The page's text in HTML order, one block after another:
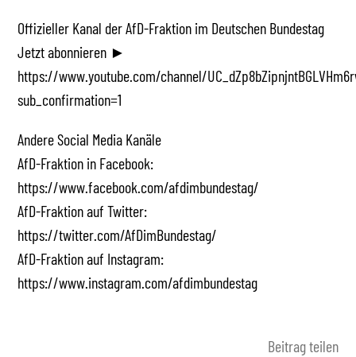
Offizieller Kanal der AfD-Fraktion im Deutschen Bundestag
Jetzt abonnieren ►
https://www.youtube.com/channel/
sub_confirmation=1
Andere Social Media Kanäle
AfD-Fraktion in Facebook:
https://www.facebook.com/afdimbundestag/
AfD-Fraktion auf Twitter:
https://twitter.com/AfDimBundestag/
AfD-Fraktion auf Instagram:
https://www.instagram.com/afdimbundestag
Beitrag teilen